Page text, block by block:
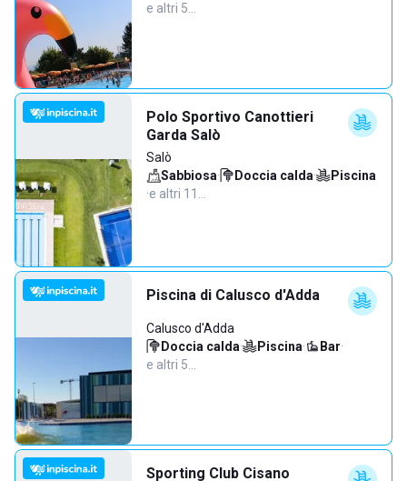
e altri 5…
Polo Sportivo Canottieri
Garda Salò
Salò
Sabbiosa· Doccia calda·
Piscina
·e altri 11…
Piscina di Calusco d'Adda
Calusco d'Adda
Doccia calda· Piscina· Bar·
e altri 5…
Sporting Club Cisano